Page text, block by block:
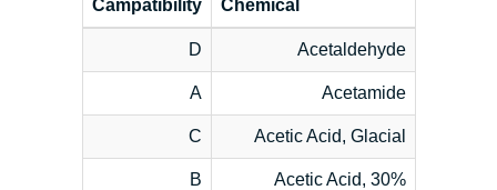
Chemical
Campatibility
Acetaldehyde
D
Acetamide
A
Acetic Acid, Glacial
C
Acetic Acid, 30%
B